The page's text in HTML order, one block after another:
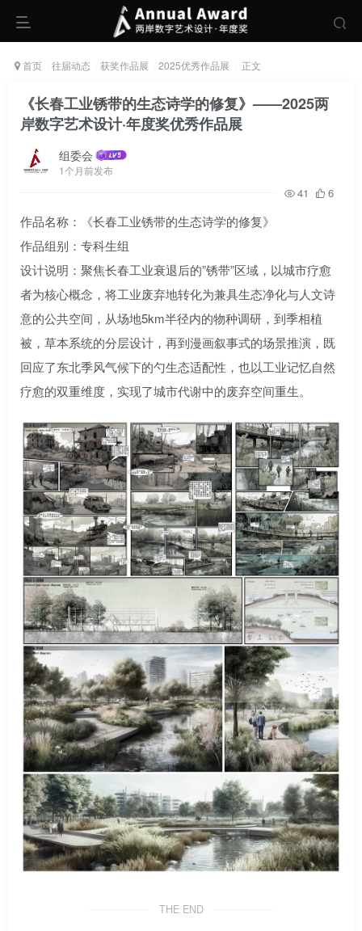
首页 往届动态 获奖作品展 2025优秀作品展 正文
《长春工业锈带的生态诗学的修复》——2025两
岸数字艺术设计·年度奖优秀作品展
组委会
1个月前发布
41 6
作品名称：《长春工业锈带的生态诗学的修复》
作品组别：专科生组
设计说明：聚焦长春工业衰退后的”锈带”区域，以城市疗愈
者为核心概念，将工业废弃地转化为兼具生态净化与人文诗
意的公共空间，从场地5km半径内的物种调研，到季相植
被，草本系统的分层设计，再到漫画叙事式的场景推演，既
回应了东北季风气候下的勺生态适配性，也以工业记忆自然
疗愈的双重维度，实现了城市代谢中的废弃空间重生。
THE END